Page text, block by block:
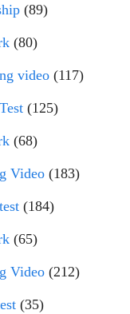
(89)
(80)
video (117)
(125)
(68)
Video (183)
(184)
(65)
Video (212)
(35)